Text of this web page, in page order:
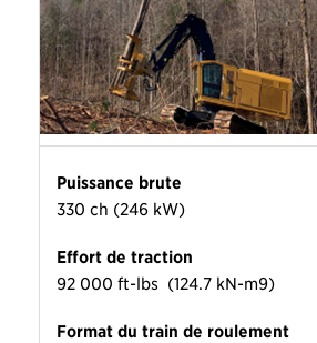
Puissance brute
330 ch (246 kW)
Effort de traction
92 000 ft-lbs (124.7 kN-m9)
Format du train de roulement